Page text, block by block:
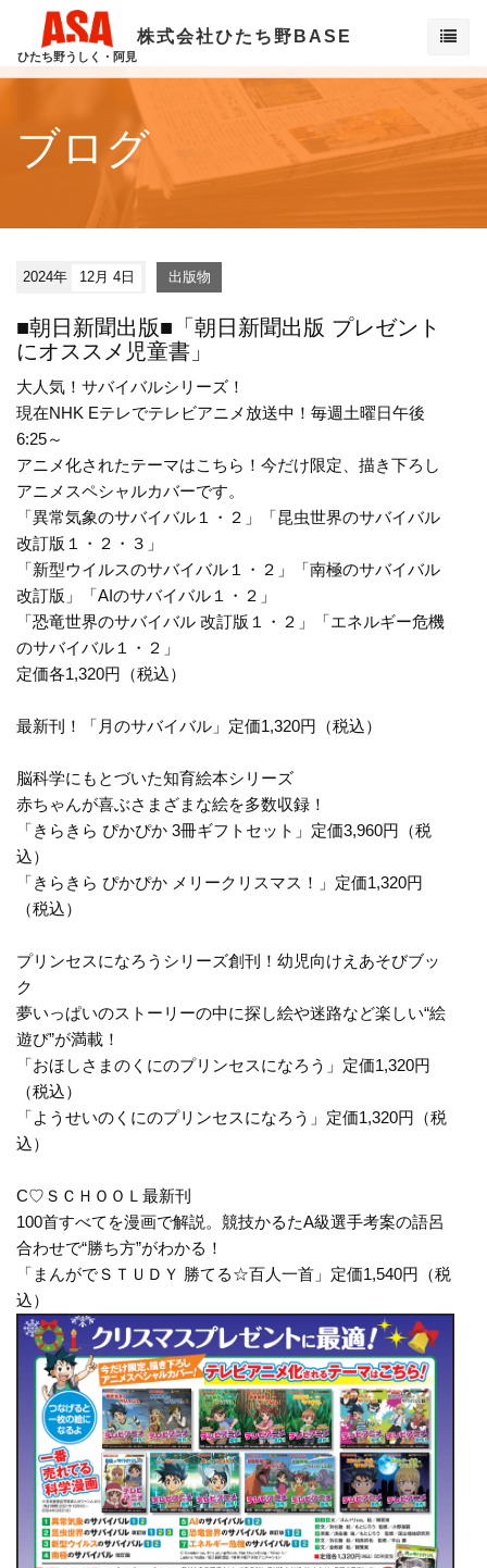
ひたち野うしく・阿見
株式会社ひたち野BASE
ブログ
2024年 12月 4日 出版物
■朝日新聞出版■「朝日新聞出版 プレゼント
にオススメ児童書」
大人気！サバイバルシリーズ！
現在NHK Eテレでテレビアニメ放送中！毎週土曜日午後
6:25～
アニメ化されたテーマはこちら！今だけ限定、描き下ろし
アニメスペシャルカバーです。
「異常気象のサバイバル１・２」「昆虫世界のサバイバル
改訂版１・２・３」
「新型ウイルスのサバイバル１・２」「南極のサバイバル
改訂版」「AIのサバイバル１・２」
「恐竜世界のサバイバル 改訂版１・２」「エネルギー危機
のサバイバル１・２」
定価各1,320円（税込）
最新刊！「月のサバイバル」定価1,320円（税込）
脳科学にもとづいた知育絵本シリーズ
赤ちゃんが喜ぶさまざまな絵を多数収録！
「きらきら ぴかぴか 3冊ギフトセット」定価3,960円（税
込）
「きらきら ぴかぴか メリークリスマス！」定価1,320円
（税込）
プリンセスになろうシリーズ創刊！幼児向けえあそびブッ
ク
夢いっぱいのストーリーの中に探し絵や迷路など楽しい“絵
遊び”が満載！
「おほしさまのくにのプリンセスになろう」定価1,320円
（税込）
「ようせいのくにのプリンセスになろう」定価1,320円（税
込）
C♡ＳＣＨＯＯＬ最新刊
100首すべてを漫画で解説。競技かるたA級選手考案の語呂
合わせで“勝ち方”がわかる！
「まんがでＳＴＵＤＹ 勝てる☆百人一首」定価1,540円（税
込）